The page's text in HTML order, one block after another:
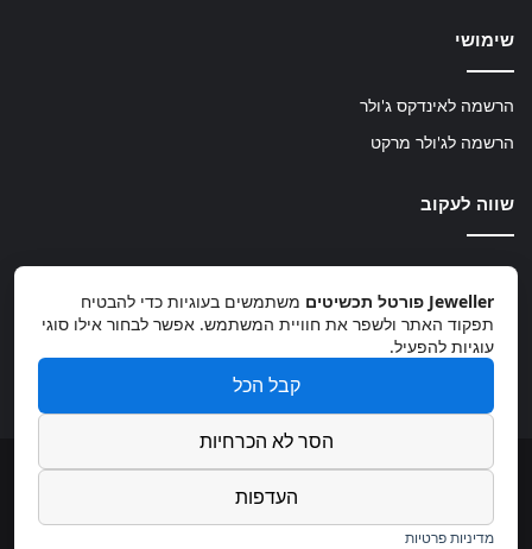
שימושי
הרשמה לאינדקס ג'ולר
הרשמה לג'ולר מרקט
שווה לעקוב
Jeweller פורטל תכשיטים
משתמשים בעוגיות כדי להבטיח
תפקוד האתר ולשפר את חוויית המשתמש. אפשר לבחור אילו סוגי
עוגיות להפעיל.
קבל הכל
הסר לא הכרחיות
העדפות
מדיניות פרטיות